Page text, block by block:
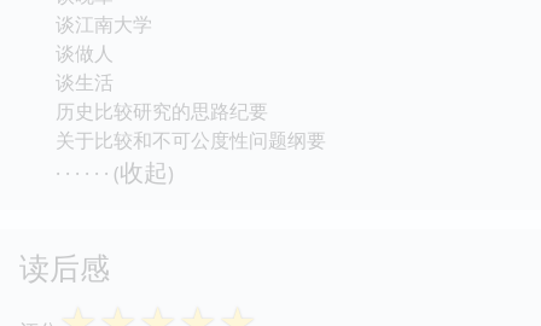
谈江南大学
谈做人
谈生活
历史比较研究的思路纪要
关于比较和不可公度性问题纲要
· · · · · · (收起)
读后感